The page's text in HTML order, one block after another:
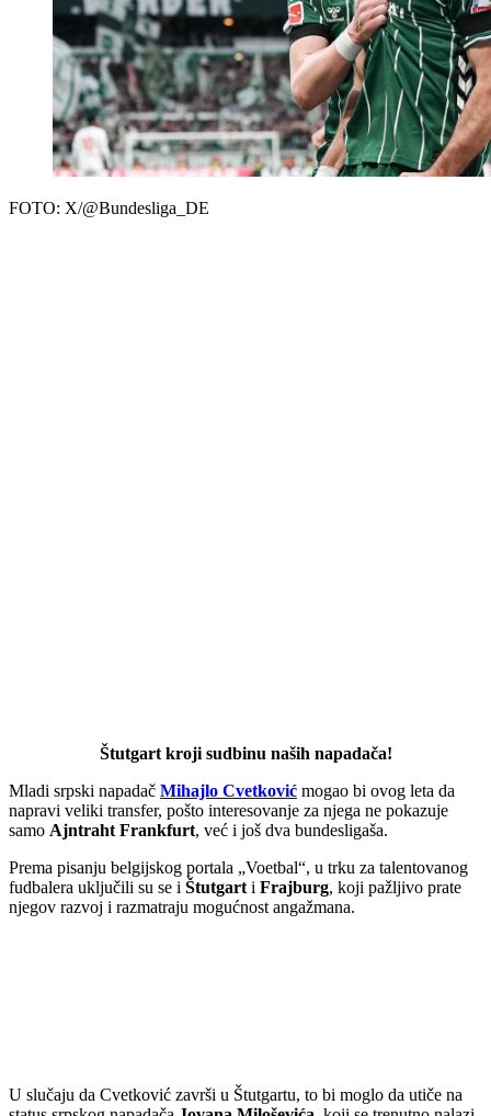
FOTO: X/@Bundesliga_DE
Štutgart kroji sudbinu naših napadača!
Mladi srpski napadač Mihajlo Cvetković mogao bi ovog leta da
napravi veliki transfer, pošto interesovanje za njega ne pokazuje
samo Ajntraht Frankfurt, već i još dva bundesligaša.
Prema pisanju belgijskog portala „Voetbal“, u trku za talentovanog
fudbalera uključili su se i Štutgart i Frajburg, koji pažljivo prate
njegov razvoj i razmatraju mogućnost angažmana.
U slučaju da Cvetković završi u Štutgartu, to bi moglo da utiče na